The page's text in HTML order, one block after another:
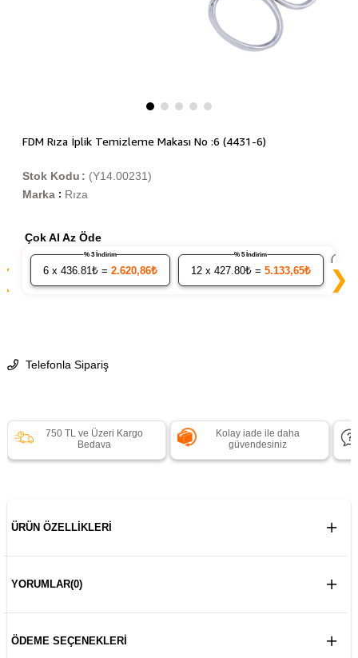
FDM Rıza İplik Temizleme Makası No :6 (4431-6)
(Y14.00231)
Stok Kodu
Marka : Rıza
Çok Al Az Öde
6x 436.81₺ = 2.620,86₺
% 3 İndirim
12x 427.80₺ = 5.133,65₺
% 5 İndirim
❯
Telefonla Sipariş
750 TL ve Üzeri Kargo
Bedava
Kolay iade ile daha
güvendesiniz
ÜRÜN ÖZELLIKLERI
YORUMLAR(0)
ÖDEME SEÇENEKLERI